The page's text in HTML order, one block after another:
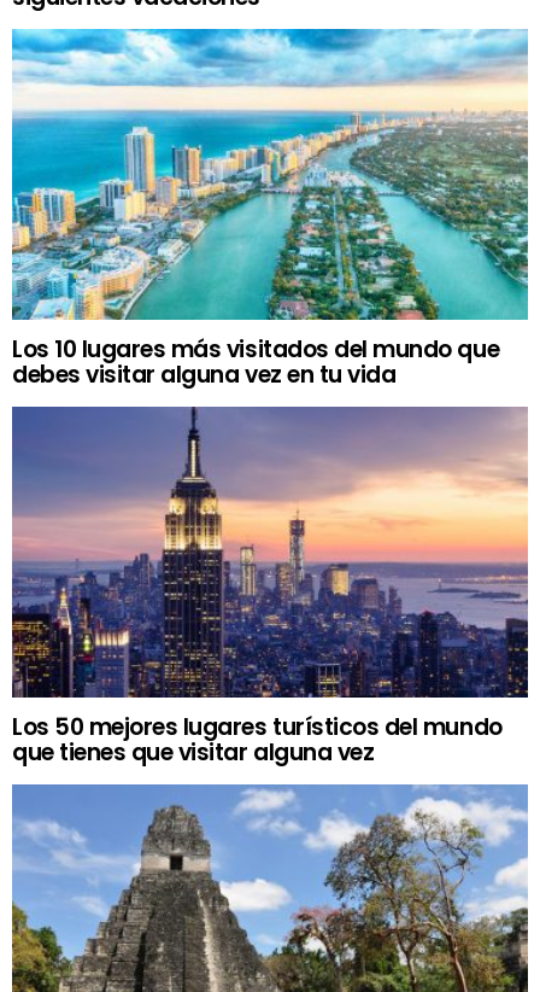
Los 10 lugares más visitados del mundo que
debes visitar alguna vez en tu vida
Los 50 mejores lugares turísticos del mundo
que tienes que visitar alguna vez